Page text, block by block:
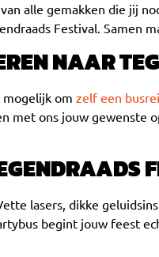
alle gemakken die jij
Festival. Samen
NAAR
mogelijk om zelf een
met ons jouw
lasers, dikke
begint jouw feest